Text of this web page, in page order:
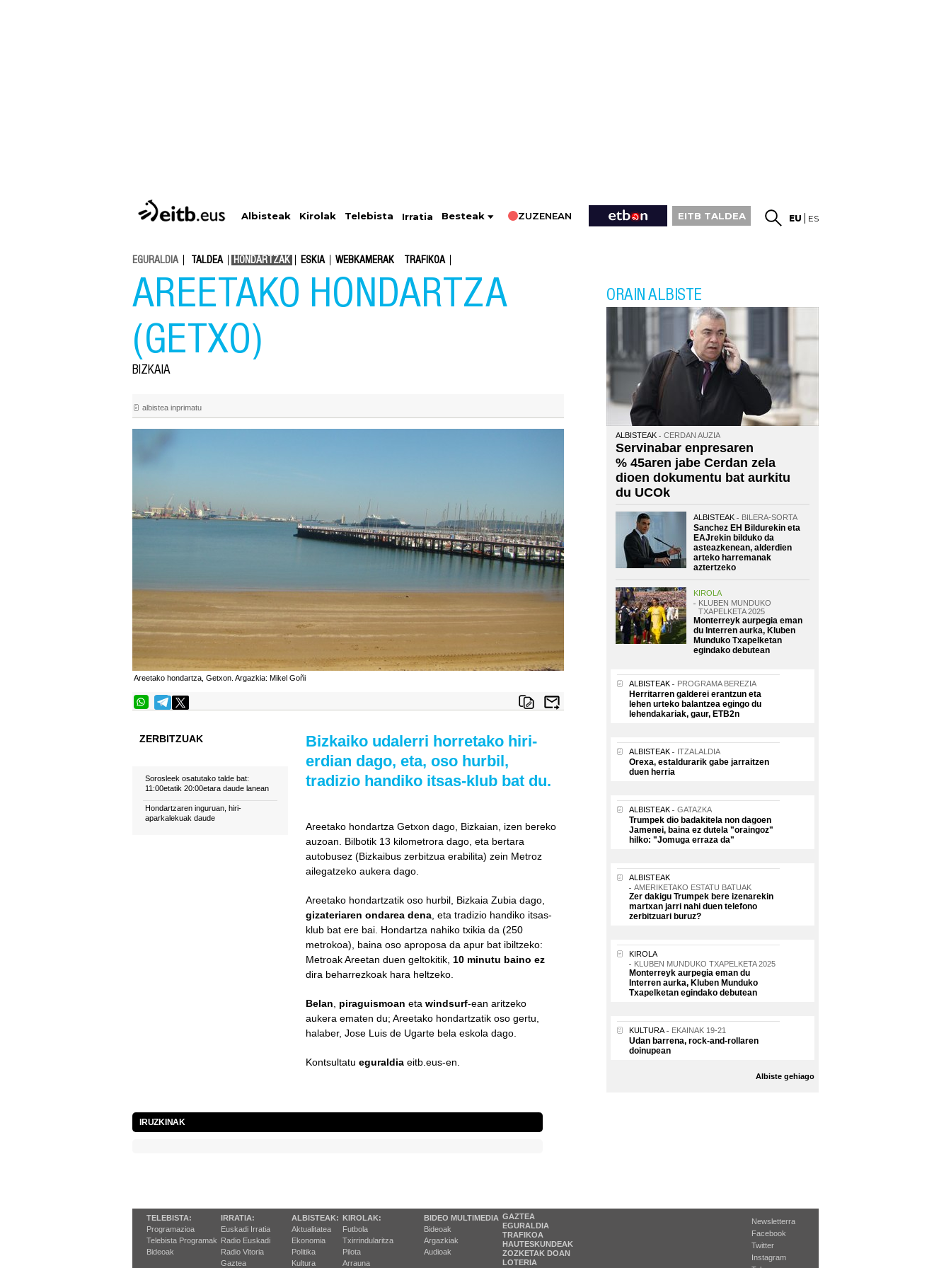
Albisteak Kirolak Telebista Irratia Besteak ZUZENEAN EITB TALDEA EU ES
EGURALDIA TALDEA HONDARTZAK ESKIA WEBKAMERAK TRAFIKOA
AREETAKO HONDARTZA
(GETXO)
BIZKAIA
albistea inprimatu
Areetako hondartza, Getxon. Argazkia: Mikel Goñi
ZERBITZUAK
Sorosleek osatutako talde bat:
11:00etatik 20:00etara daude lanean
Hondartzaren inguruan, hiri-
aparkalekuak daude
Bizkaiko udalerri horretako hiri-
erdian dago, eta, oso hurbil,
tradizio handiko itsas-klub bat du.
Areetako hondartza Getxon dago, Bizkaian, izen bereko
auzoan. Bilbotik 13 kilometrora dago, eta bertara
autobusez (Bizkaibus zerbitzua erabilita) zein Metroz
ailegatzeko aukera dago.
Areetako hondartzatik oso hurbil, Bizkaia Zubia dago,
gizateriaren ondarea dena , eta tradizio handiko itsas-
klub bat ere bai. Hondartza nahiko txikia da (250
metrokoa), baina oso aproposa da apur bat ibiltzeko:
Metroak Areetan duen geltokitik, 10 minutu baino ez
dira beharrezkoak hara heltzeko.
Belan piraguismoan eta windsurf-ean aritzeko
aukera ematen du; Areetako hondartzatik oso gertu,
halaber, Jose Luis de Ugarte bela eskola dago.
Kontsultatu eguraldia eitb.eus-en.
IRUZKINAK
ORAIN ALBISTE
ALBISTEAK CERDAN AUZIA
Servinabar enpresaren
% 45aren jabe Cerdan zela
dioen dokumentu bat aurkitu
du UCOk
ALBISTEAK BILERA-SORTA
Sanchez EH Bildurekin eta
EAJrekin bilduko da
asteazkenean, alderdien
arteko harremanak
aztertzeko
KIROLA
KLUBEN MUNDUKO
TXAPELKETA 2025
Monterreyk aurpegia eman
du Interren aurka, Kluben
Munduko Txapelketan
egindako debutean
ALBISTEAK PROGRAMA BEREZIA
Herritarren galderei erantzun eta
lehen urteko balantzea egingo du
lehendakariak, gaur, ETB2n
ALBISTEAK ITZALALDIA
Orexa, estaldurarik gabe jarraitzen
duen herria
ALBISTEAK GATAZKA
Trumpek dio badakitela non dagoen
Jamenei, baina ez dutela "oraingoz"
hilko: "Jomuga erraza da"
ALBISTEAK
AMERIKETAKO ESTATU BATUAK
Zer dakigu Trumpek bere izenarekin
martxan jarri nahi duen telefono
zerbitzuari buruz?
KIROLA
KLUBEN MUNDUKO TXAPELKETA 2025
Monterreyk aurpegia eman du
Interren aurka, Kluben Munduko
Txapelketan egindako debutean
KULTURA EKAINAK 19-21
Udan barrena, rock-and-rollaren
doinupean
Albiste gehiago
TELEBISTA:
Programazioa
Telebista Programak
Bideoak
IRRATIA:
Euskadi Irratia
Radio Euskadi
Radio Vitoria
Gaztea
ALBISTEAK:
Aktualitatea
Ekonomia
Politika
Kultura
KIROLAK:
Futbola
Txirrindularitza
Pilota
Arrauna
BIDEO MULTIMEDIA
Bideoak
Argazkiak
Audioak
GAZTEA
EGURALDIA
TRAFIKOA
HAUTESKUNDEAK
ZOZKETAK DOAN
LOTERIA
Newsletterra
Facebook
Twitter
Instagram